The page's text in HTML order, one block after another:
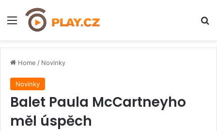
Menu
Home / Novinky
Novinky
Balet Paula McCartneyho
měl úspěch